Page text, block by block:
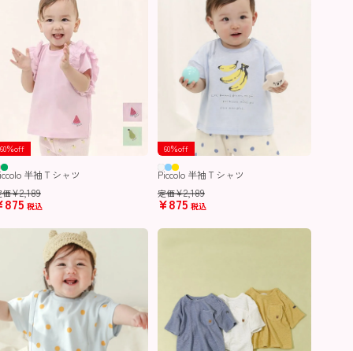
60％off
半袖Ｔシャツ
価¥2,189
875 税込
60％off
Piccolo 半袖Ｔシャツ
定価¥2,189
¥875 税込